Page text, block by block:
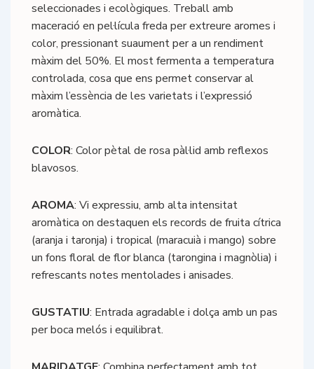
seleccionades i ecològiques. Treball amb
maceració en pel·lícula freda per extreure aromes i
color, pressionant suaument per a un rendiment
màxim del 50%. El most fermenta a temperatura
controlada, cosa que ens permet conservar al
màxim l’essència de les varietats i l’expressió
aromàtica.
COLOR: Color pètal de rosa pàl·lid amb reflexos
blavosos.
AROMA: Vi expressiu, amb alta intensitat
aromàtica on destaquen els records de fruita cítrica
(aranja i taronja) i tropical (maracuià i mango) sobre
un fons floral de flor blanca (tarongina i magnòlia) i
refrescants notes mentolades i anisades.
GUSTATIU: Entrada agradable i dolça amb un pas
per boca melós i equilibrat.